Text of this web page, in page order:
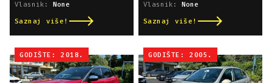
Vlasnik:
None
Saznaj više!
Vlasnik:
None
Saznaj više!
GODIŠTE: 2018. GODIŠTE: 2005.